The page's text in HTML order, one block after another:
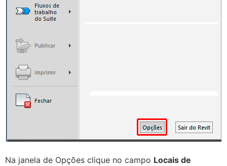
Na janela de Opções clique no campo Locais de